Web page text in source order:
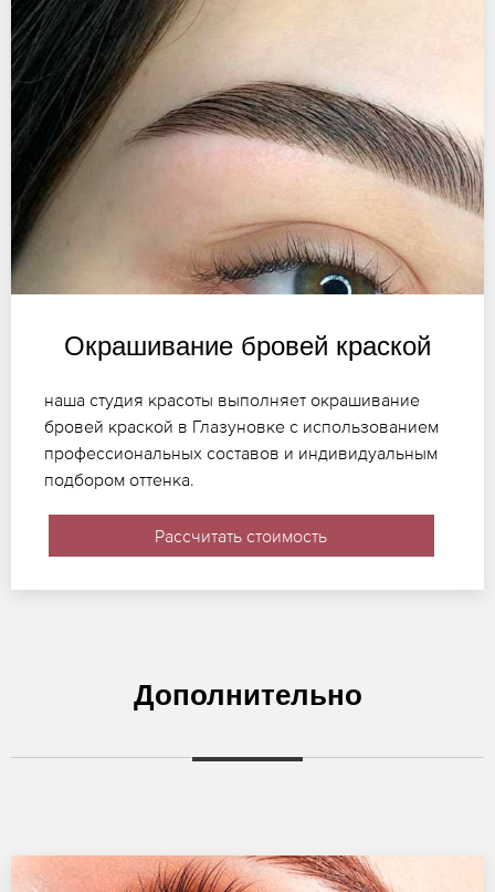
Окрашивание бровей краской
наша студия красоты выполняет окрашивание
бровей краской в Глазуновке с использованием
профессиональных составов и индивидуальным
подбором оттенка.
Рассчитать стоимость
Дополнительно